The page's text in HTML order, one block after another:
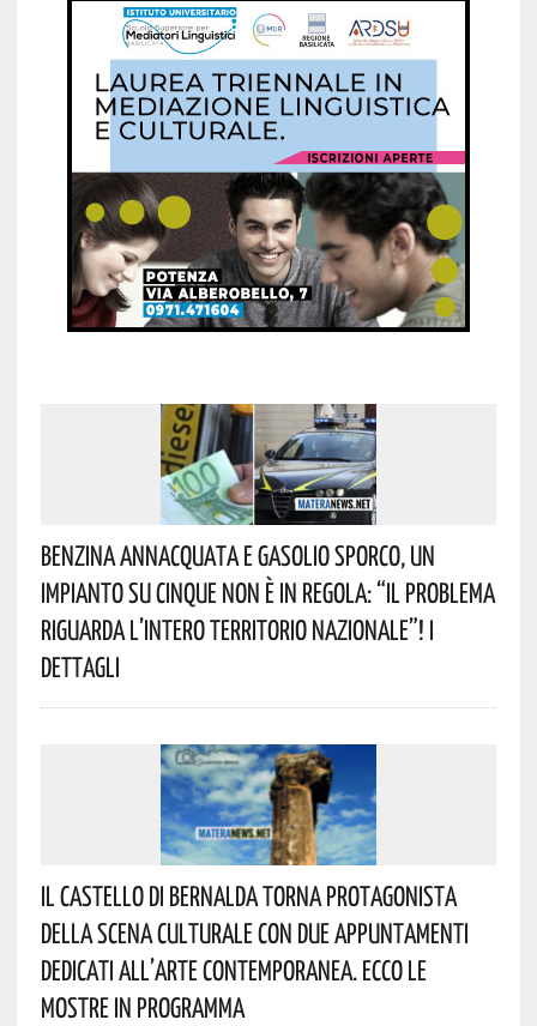
Benzina Annacquata E Gasolio Sporco, Un
Impianto Su Cinque Non È In Regola: “il Problema
Riguarda L’intero Territorio Nazionale”! I
Dettagli
Il Castello Di Bernalda Torna Protagonista
Della Scena Culturale Con Due Appuntamenti
Dedicati All’arte Contemporanea. Ecco Le
Mostre In Programma